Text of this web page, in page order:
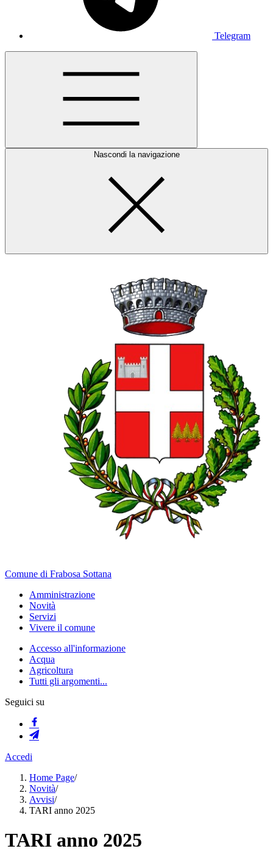
Telegram
Nascondi la navigazione
Comune di Frabosa Sottana
Amministrazione
Novità
Servizi
Vivere il comune
Accesso all'informazione
Acqua
Agricoltura
Tutti gli argomenti...
Seguici su
Accedi
Home Page/
Novità/
Avvisi/
TARI anno 2025
TARI anno 2025